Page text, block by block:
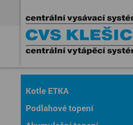
Kotle ETKA
Podlahové topení